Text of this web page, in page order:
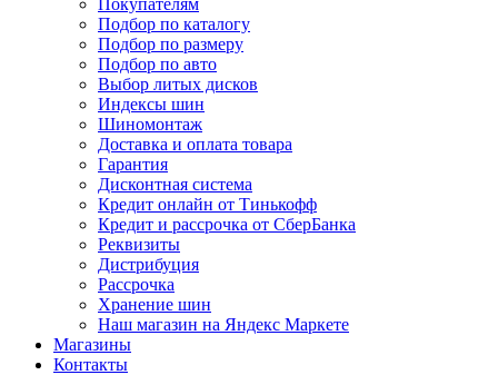
Покупателям
Подбор по каталогу
Подбор по размеру
Подбор по авто
Выбор литых дисков
Индексы шин
Шиномонтаж
Доставка и оплата товара
Гарантия
Дисконтная система
Кредит онлайн от Тинькофф
Кредит и рассрочка от СберБанка
Реквизиты
Дистрибуция
Рассрочка
Хранение шин
Наш магазин на Яндекс Маркете
Магазины
Контакты